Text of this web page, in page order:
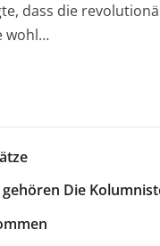
dass die
wohl…
Die